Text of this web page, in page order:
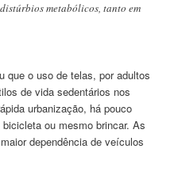
metabólicos, tanto em
que o uso de telas, por adultos
de vida sedentários nos
urbanização, há pouco
ou mesmo brincar. As
dependência de veículos